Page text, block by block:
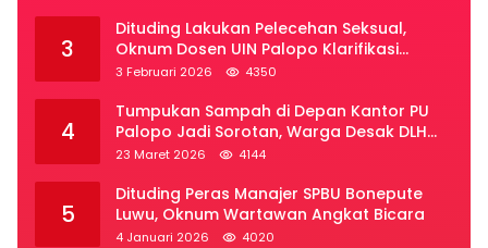
3
Dituding Lakukan Pelecehan Seksual,
Oknum Dosen UIN Palopo Klarifikasi
Kronologi
3 Februari 2026 4350
4
Tumpukan Sampah di Depan Kantor PU
Palopo Jadi Sorotan, Warga Desak DLH
Segera Bertindak
23 Maret 2026 4144
5
Dituding Peras Manajer SPBU Bonepute
Luwu, Oknum Wartawan Angkat Bicara
4 Januari 2026 4020